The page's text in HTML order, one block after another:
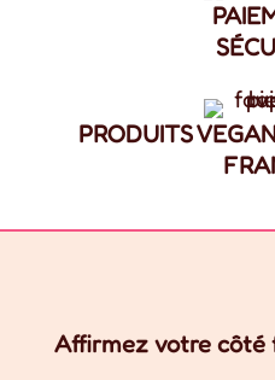
PRODUITS
Affirmez votre côté